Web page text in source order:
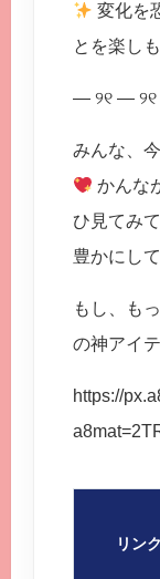
変化を
とを楽しも
— ୨୧ —
みんな、
かんな
ひ見てみて
豊かにし
もし、も
の神アイ
https://
リンク